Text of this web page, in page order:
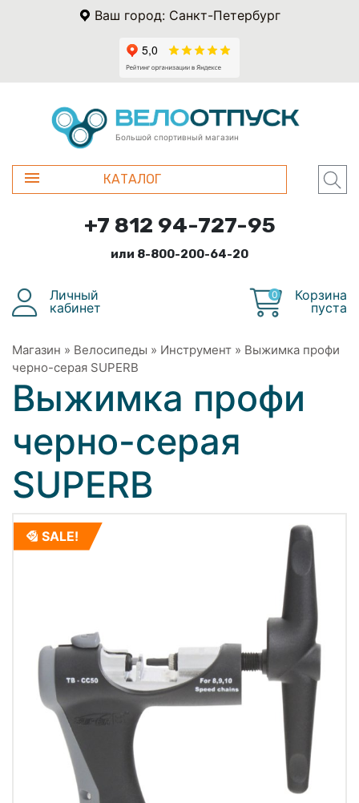
Ваш город: Санкт-Петербург
Большой спортивный магазин
КАТАЛОГ
+7 812 94-727-95
или 8-800-200-64-20
Личный
кабинет
0
Корзина
пуста
Магазин » Велосипеды » Инструмент » Выжимка профи
черно-серая SUPERB
Выжимка профи
черно-серая
SUPERB
SALE!